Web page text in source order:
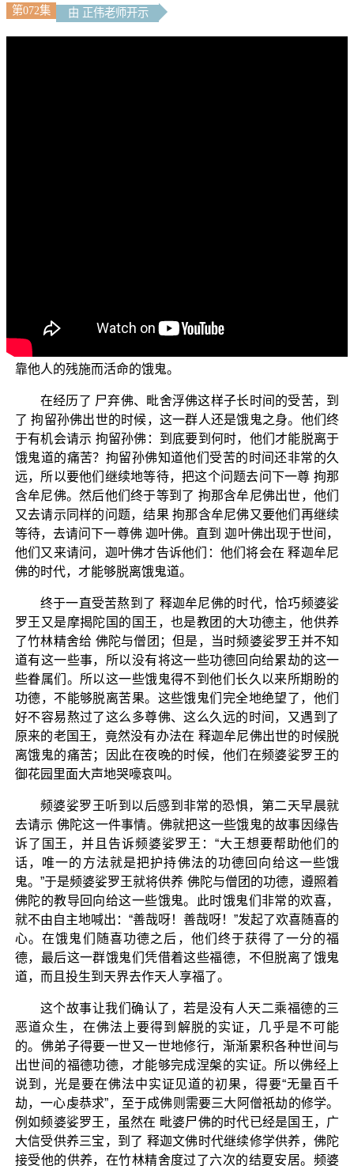
第072集 由 正伟老师开示
三宝物的罪业，由于这样罪业的缘故，他们死后投生到地
狱去受苦报；地狱的苦报结束后，接下来他们就投生为依
靠他人的残施而活命的饿鬼。
在经历了 尸弃佛、毗舍浮佛这样子长时间的受苦，到
了 拘留孙佛出世的时候，这一群人还是饿鬼之身。他们终
于有机会请示 拘留孙佛：到底要到何时，他们才能脱离于
饿鬼道的痛苦？拘留孙佛知道他们受苦的时间还非常的久
远，所以要他们继续地等待，把这个问题去问下一尊 拘那
含牟尼佛。然后他们终于等到了 拘那含牟尼佛出世，他们
又去请示同样的问题，结果 拘那含牟尼佛又要他们再继续
等待，去请问下一尊佛 迦叶佛。直到 迦叶佛出现于世间，
他们又来请问，迦叶佛才告诉他们：他们将会在 释迦牟尼
佛的时代，才能够脱离饿鬼道。
终于一直受苦熬到了 释迦牟尼佛的时代，恰巧频婆娑
罗王又是摩揭陀国的国王，也是教团的大功德主，他供养
了竹林精舍给 佛陀与僧团；但是，当时频婆娑罗王并不知
道有这一些事，所以没有将这一些功德回向给累劫的这一
些眷属们。所以这一些饿鬼得不到他们长久以来所期盼的
功德，不能够脱离苦果。这些饿鬼们完全地绝望了，他们
好不容易熬过了这么多尊佛、这么久远的时间，又遇到了
原来的老国王，竟然没有办法在 释迦牟尼佛出世的时候脱
离饿鬼的痛苦；因此在夜晚的时候，他们在频婆娑罗王的
御花园里面大声地哭嚎哀叫。
频婆娑罗王听到以后感到非常的恐惧，第二天早晨就
去请示 佛陀这一件事情。佛就把这一些饿鬼的故事因缘告
诉了国王，并且告诉频婆娑罗王：“大王想要帮助他们的
话，唯一的方法就是把护持佛法的功德回向给这一些饿
鬼。”于是频婆娑罗王就将供养 佛陀与僧团的功德，遵照着
佛陀的教导回向给这一些饿鬼。此时饿鬼们非常的欢喜，
就不由自主地喊出：“善哉呀！善哉呀！”发起了欢喜随喜的
心。在饿鬼们随喜功德之后，他们终于获得了一分的福
德，最后这一群饿鬼们凭借着这些福德，不但脱离了饿鬼
道，而且投生到天界去作天人享福了。
这个故事让我们确认了，若是没有人天二乘福德的三
恶道众生，在佛法上要得到解脱的实证，几乎是不可能
的。佛弟子得要一世又一世地修行，渐渐累积各种世间与
出世间的福德功德，才能够完成涅槃的实证。所以佛经上
说到，光是要在佛法中实证见道的初果，得要“无量百千
劫，一心虔恭求”，至于成佛则需要三大阿僧祇劫的修学。
例如频婆娑罗王，虽然在 毗婆尸佛的时代已经是国王，广
大信受供养三宝，到了 释迦文佛时代继续修学供养，佛陀
接受他的供养，在竹林精舍度过了六次的结夏安居。频婆